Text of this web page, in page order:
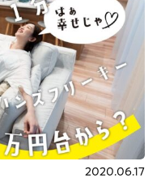
2020.06.17